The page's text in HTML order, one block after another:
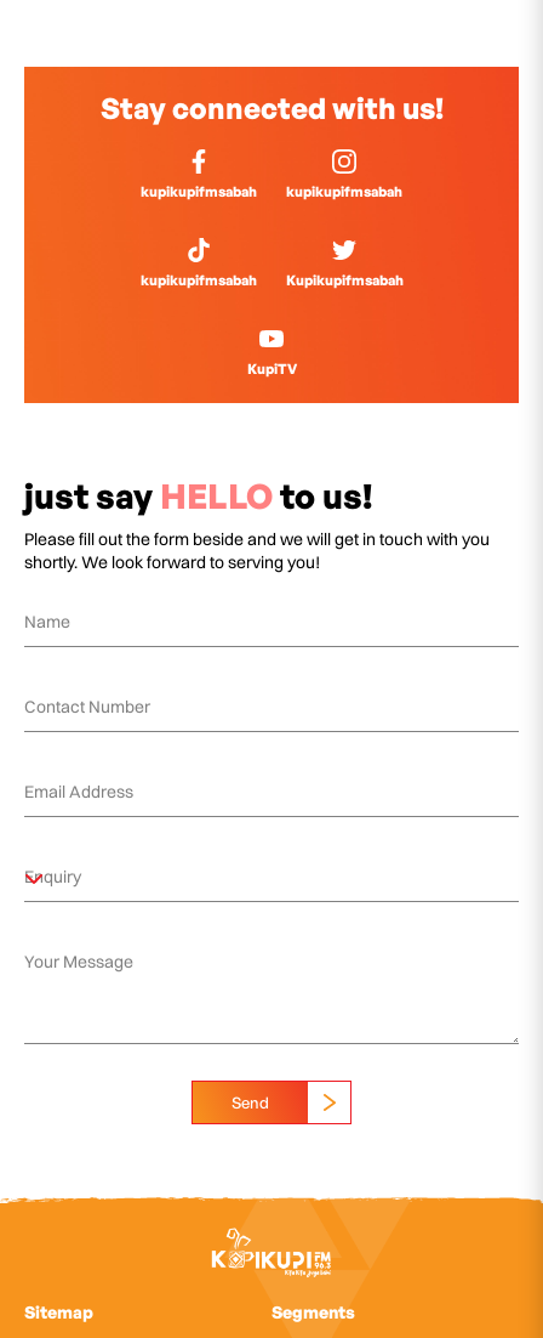
Stay connected with us!
kupikupifmsabah kupikupifmsabah
kupikupifmsabah Kupikupifmsabah
KupiTV
just say HELLOto us!
Please fill out the form beside and we will get in touch with you
shortly. We look forward to serving you!
Send
Sitemap Segments